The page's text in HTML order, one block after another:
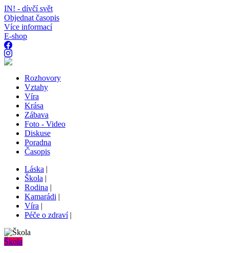
IN! - dívčí svět
Objednat časopis
Více informací
E-shop
Rozhovory
Vztahy
Víra
Krása
Zábava
Foto - Video
Diskuse
Poradna
Časopis
Láska |
Škola |
Rodina |
Kamarádi |
Víra |
Péče o zdraví|
Škola